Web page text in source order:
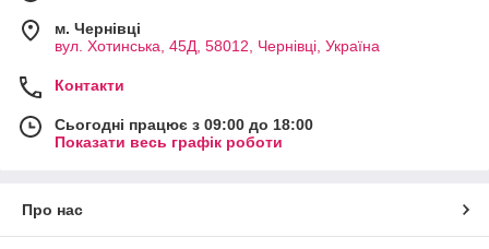
м. Чернівці
вул. Хотинська, 45Д, 58012, Чернівці, Україна
Контакти
Сьогодні працює з 09:00 до 18:00
Показати весь графік роботи
Про нас